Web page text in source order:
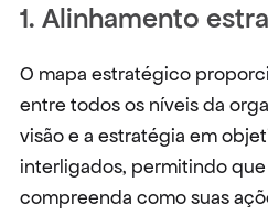
1. Alinhamento
O mapa estratégico
entre todos os níveis da
visão e a estratégia em
interligados, permitindo
compreenda como suas